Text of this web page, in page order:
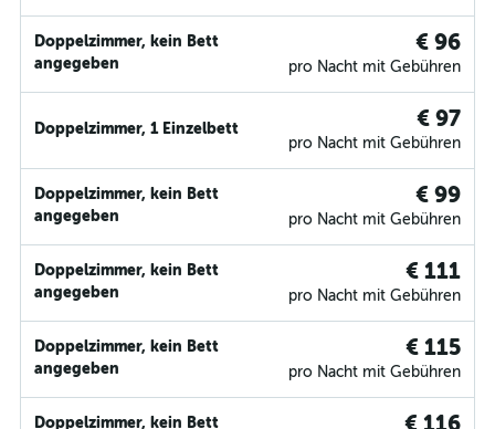
Doppelzimmer, kein Bett
angegeben
€ 96
pro Nacht mit Gebühren
Doppelzimmer, 1 Einzelbett € 97
pro Nacht mit Gebühren
Doppelzimmer, kein Bett
angegeben
€ 99
pro Nacht mit Gebühren
Doppelzimmer, kein Bett
angegeben
€ 111
pro Nacht mit Gebühren
Doppelzimmer, kein Bett
angegeben
€ 115
pro Nacht mit Gebühren
Doppelzimmer, kein Bett